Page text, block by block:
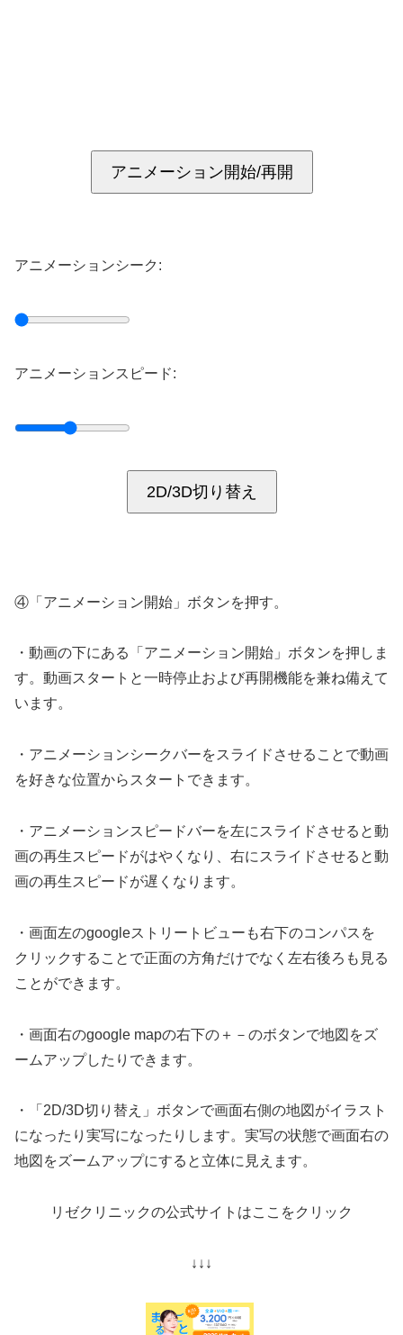
アニメーション開始/再開
アニメーションシーク:
アニメーションスピード:
2D/3D切り替え
④「アニメーション開始」ボタンを押す。
・動画の下にある「アニメーション開始」ボタンを押しま
す。動画スタートと一時停止および再開機能を兼ね備えて
います。
・アニメーションシークバーをスライドさせることで動画
を好きな位置からスタートできます。
・アニメーションスピードバーを左にスライドさせると動
画の再生スピードがはやくなり、右にスライドさせると動
画の再生スピードが遅くなります。
・画面左のgoogleストリートビューも右下のコンパスを
クリックすることで正面の方角だけでなく左右後ろも見る
ことができます。
・画面右のgoogle mapの右下の＋－のボタンで地図をズ
ームアップしたりできます。
・「2D/3D切り替え」ボタンで画面右側の地図がイラスト
になったり実写になったりします。実写の状態で画面右の
地図をズームアップにすると立体に見えます。
リゼクリニックの公式サイトはここをクリック
↓↓↓